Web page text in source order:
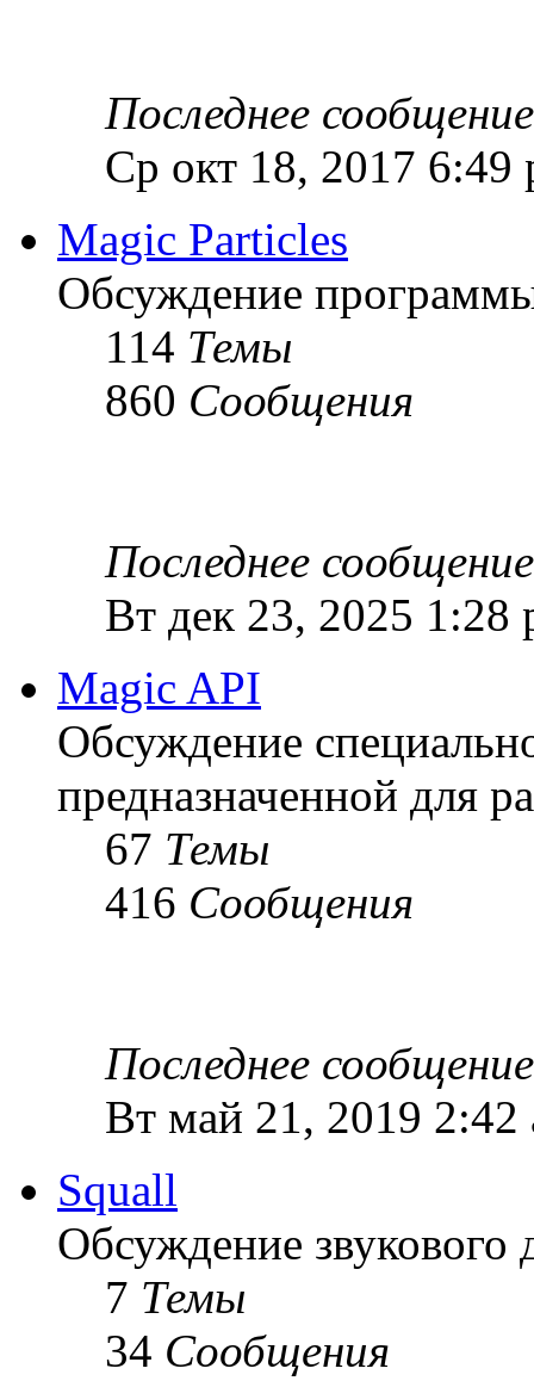
Последнее сообщение
Ср окт 18, 2017 6:49
Magic Particles
Обсуждение
114 Темы
860 Сообщения
Последнее сообщение
Вт дек 23, 2025 1:28
Magic API
Обсуждение
предназначенной для
67 Темы
416 Сообщения
Последнее сообщение
Вт май 21, 2019 2:42
Squall
Обсуждение звукового
7 Темы
34 Сообщения